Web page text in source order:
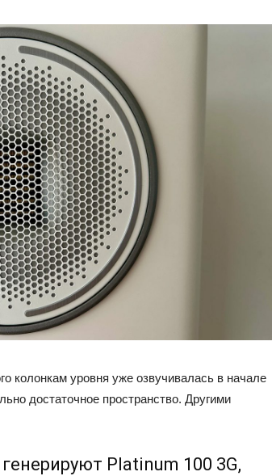
колонкам уровня уже озвучивалась в начале
достаточное пространство. Другими
Platinum 100 3G,